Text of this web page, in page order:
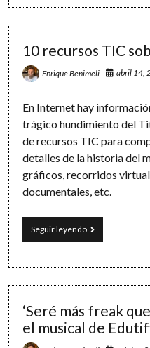
para
de
clase
10 recursos TIC
Enrique Benimeli abril 14,
En Internet hay
trágico hundimiento del
de recursos TIC para
detalles de la historia del
gráficos, recorridos
documentales, etc.
Seguir leyendo10
recursos
sobre
‘Seré más freak
el musical de